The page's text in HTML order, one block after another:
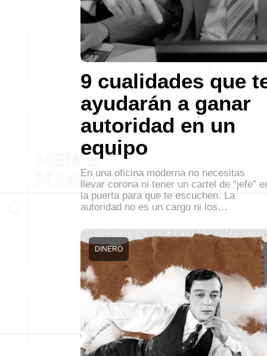
9 cualidades que
ayudarán a ganar
autoridad en un
equipo
En una oficina moderna no necesitas
llevar corona ni tener un cartel de “jefe”
la puerta para que te escuchen. La
autoridad no es un cargo ni los…
DINERO